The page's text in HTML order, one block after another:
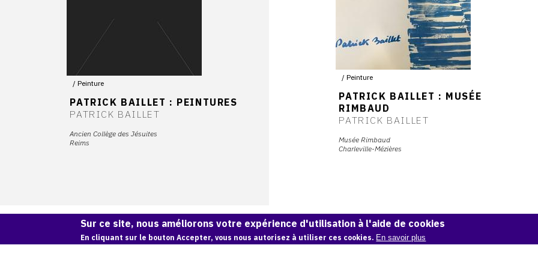
Peinture
PATRICK BAILLET : PEINTURES
PATRICK BAILLET
Ancien Collège des Jésuites
Reims
Peinture
PATRICK BAILLET : MUSÉE
RIMBAUD
PATRICK BAILLET
Musée Rimbaud
Charleville-Mézières
Sur ce site, nous améliorons votre expérience d'utilisation à l'aide de cookies
En cliquant sur le bouton Accepter, vous nous autorisez à utiliser ces cookies. En savoir plus